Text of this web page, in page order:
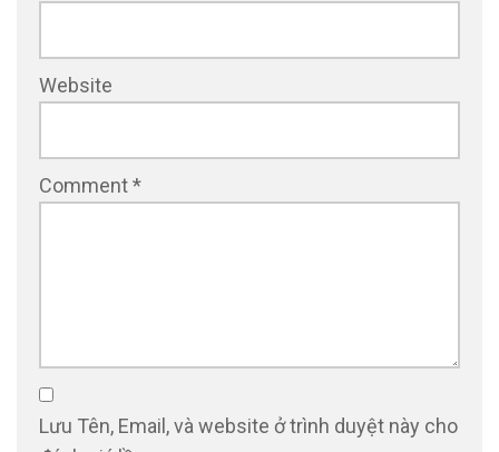
Website
Comment*
Lưu Tên, Email, và website ở trình duyệt này cho